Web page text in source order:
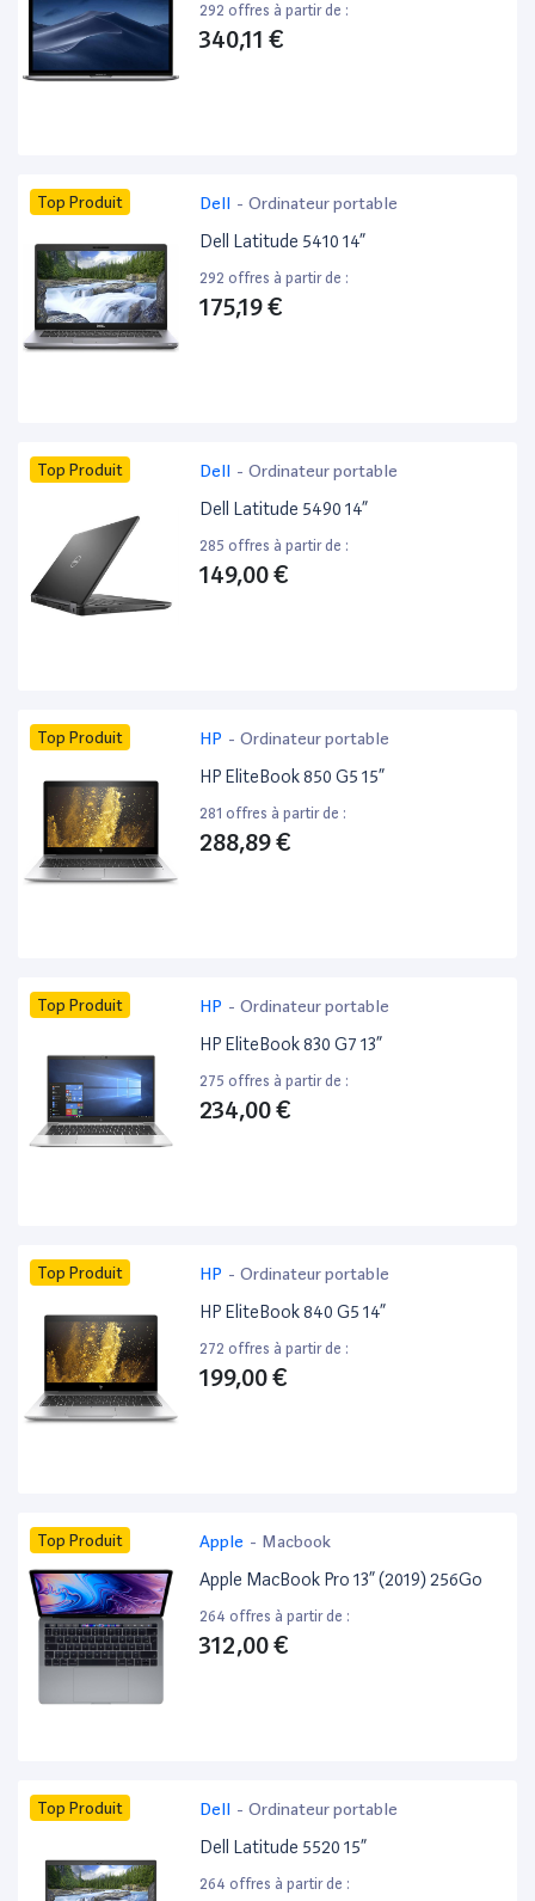
292 offres à partir de :
340,11 €
Top Produit Dell - Ordinateur portable
Dell Latitude 5410 14”
292 offres à partir de :
175,19 €
Top Produit Dell - Ordinateur portable
Dell Latitude 5490 14”
285 offres à partir de :
149,00 €
Top Produit HP - Ordinateur portable
HP EliteBook 850 G5 15”
281 offres à partir de :
288,89 €
Top Produit HP - Ordinateur portable
HP EliteBook 830 G7 13”
275 offres à partir de :
234,00 €
Top Produit HP - Ordinateur portable
HP EliteBook 840 G5 14”
272 offres à partir de :
199,00 €
Top Produit Apple - Macbook
Apple MacBook Pro 13” (2019) 256Go
264 offres à partir de :
312,00 €
Top Produit Dell - Ordinateur portable
Dell Latitude 5520 15”
264 offres à partir de :